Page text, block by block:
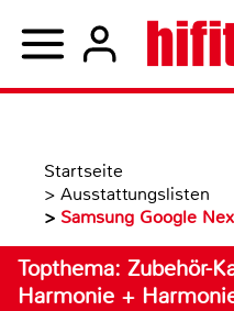
Startseite
> Ausstattungslisten
> Samsung Google
Topthema: Zubehör-
Harmonie +